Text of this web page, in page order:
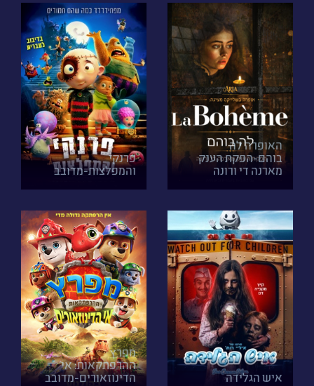
האופרה לה
בוהם-הפקת הענק
מארנה די ורונה
פרנקי
והמפלצות-מדובב
איש הגלידה
מפרץ
ההרפתקאות: אי
הדינוזאורים-מדובב